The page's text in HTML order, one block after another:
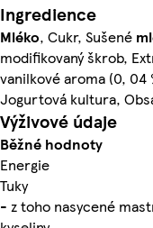
Ingredience
Mléko, Cukr, Sušené
modifikovaný škrob,
vanilkové aroma (0,
Jogurtová kultura,
Výživové údaje
Běžné hodnoty
Energie
Tuky
- z toho nasycené